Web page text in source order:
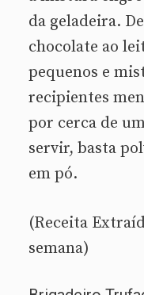
da geladeira.
chocolate ao
pequenos e
recipientes
por cerca de
servir, basta
em pó.
(Receita
semana)